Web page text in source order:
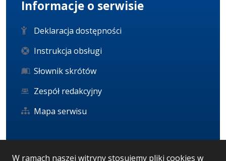
W ramach naszej witryny stosujemy pliki cookies w
Informacje o serwisie
Deklaracja dostępności
Instrukcja obsługi
Słownik skrótów
Zespół redakcyjny
Mapa serwisu